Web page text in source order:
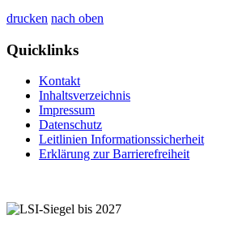
drucken nach oben
Quicklinks
Kontakt
Inhaltsverzeichnis
Impressum
Datenschutz
Leitlinien Informationssicherheit
Erklärung zur Barrierefreiheit